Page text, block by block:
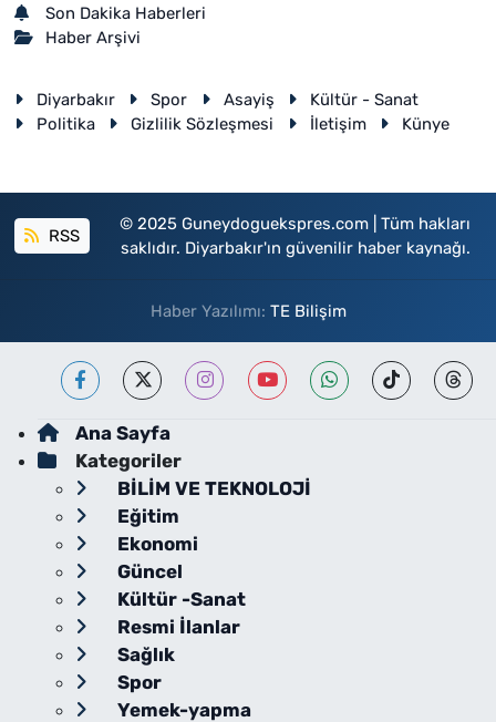
Son Dakika Haberleri
Haber Arşivi
Diyarbakır Spor Asayiş
Kültür - Sanat
Politika
Gizlilik Sözleşmesi İletişim Künye
RSS
© 2025 Guneydoguekspres.com | Tüm hakları
saklıdır. Diyarbakır'ın güvenilir haber kaynağı.
Haber Yazılımı: TE Bilişim
Ana Sayfa
Kategoriler
BİLİM VE TEKNOLOJİ
Eğitim
Ekonomi
Güncel
Kültür -Sanat
Resmi İlanlar
Sağlık
Spor
Yemek-yapma